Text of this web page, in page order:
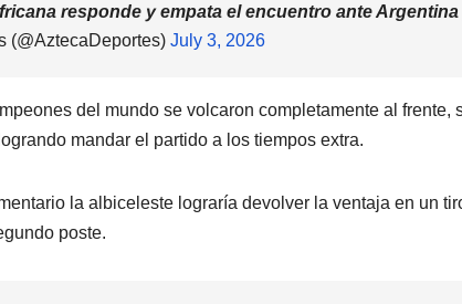
responde y empata el encuentro ante Argentina
(@AztecaDeportes) July 3, 2026
del mundo se volcaron completamente al frente,
mandar el partido a los tiempos extra.
la albiceleste lograría devolver la ventaja en un
poste.